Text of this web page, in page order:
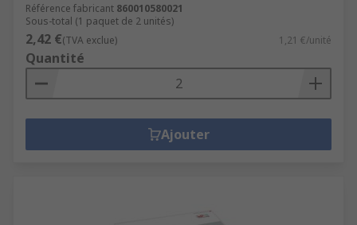
Référence fabricant 860010580021
Sous-total (1 paquet de 2 unités)
2,42 €(TVA exclue) 1,21 €/unité
Quantité
Ajouter